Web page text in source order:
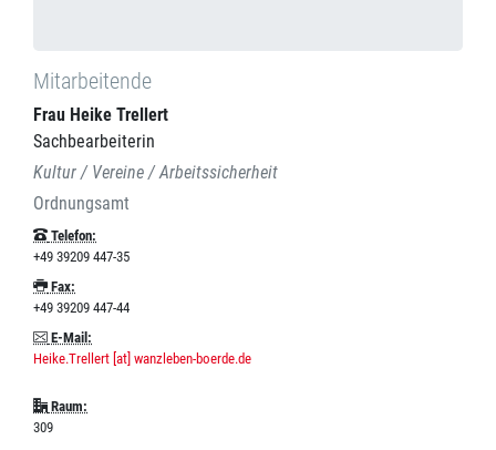
Mitarbeitende
Frau Heike Trellert
Sachbearbeiterin
Kultur / Vereine / Arbeitssicherheit
Ordnungsamt
Telefon:
+49 39209 447-35
Fax:
+49 39209 447-44
E-Mail:
Heike.Trellert [at] wanzleben-boerde.de
Raum:
309